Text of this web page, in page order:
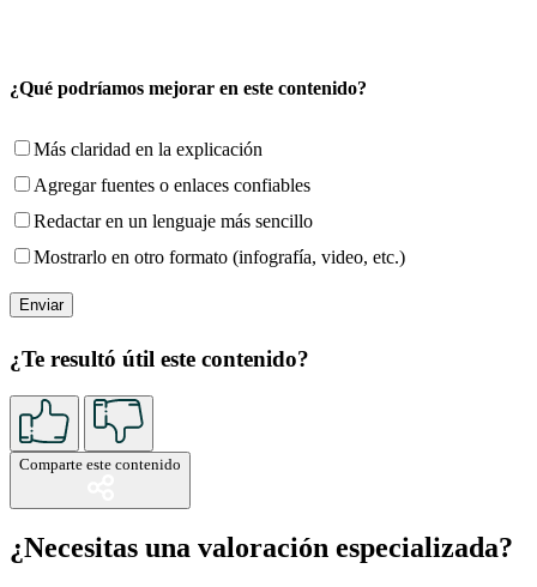
¿Qué podríamos mejorar en este contenido?
Más claridad en la explicación
Agregar fuentes o enlaces confiables
Redactar en un lenguaje más sencillo
Mostrarlo en otro formato (infografía, video, etc.)
¿Te resultó útil este contenido?
Comparte este contenido
¿Necesitas una valoración especializada?